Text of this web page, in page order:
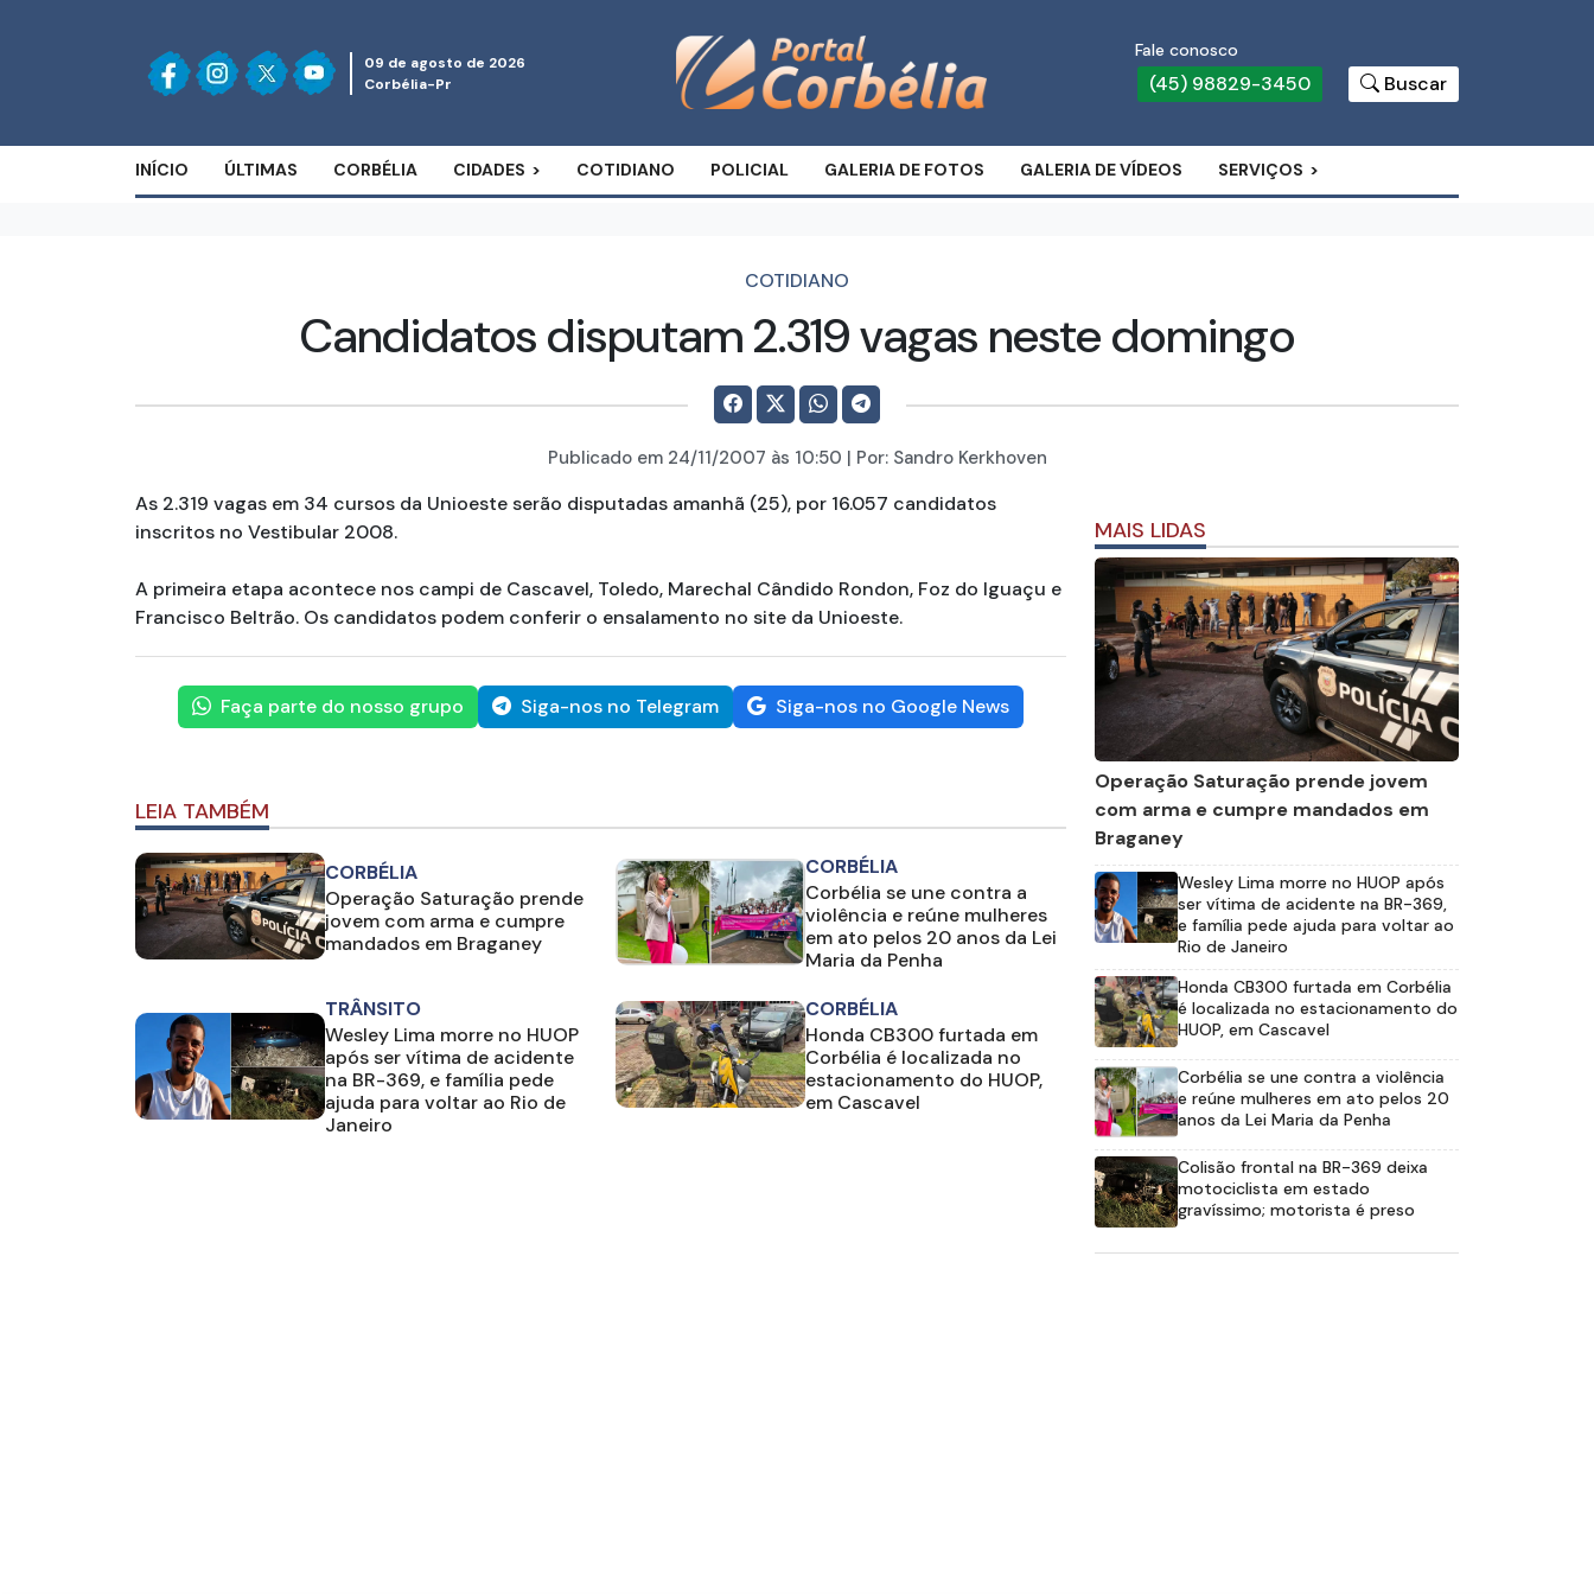
09 de agosto de 2026
Corbélia-Pr
Fale conosco
(45) 98829-3450 Buscar
INÍCIO ÚLTIMAS CORBÉLIA CIDADES COTIDIANO POLICIAL GALERIA DE FOTOS GALERIA DE VÍDEOS SERVIÇOS
COTIDIANO
Candidatos disputam 2.319 vagas neste domingo
Publicado em 24/11/2007 às 10:50 | Por: Sandro Kerkhoven
As 2.319 vagas em 34 cursos da Unioeste serão disputadas amanhã (25), por 16.057 candidatos
inscritos no Vestibular 2008.
A primeira etapa acontece nos campi de Cascavel, Toledo, Marechal Cândido Rondon, Foz do Iguaçu e
Francisco Beltrão. Os candidatos podem conferir o ensalamento no site da Unioeste.
Faça parte do nosso grupo Siga-nos no Telegram Siga-nos no Google News
LEIA TAMBÉM
CORBÉLIA
Operação Saturação prende
jovem com arma e cumpre
mandados em Braganey
CORBÉLIA
Corbélia se une contra a
violência e reúne mulheres
em ato pelos 20 anos da Lei
Maria da Penha
TRÂNSITO
Wesley Lima morre no HUOP
após ser vítima de acidente
na BR-369, e família pede
ajuda para voltar ao Rio de
Janeiro
CORBÉLIA
Honda CB300 furtada em
Corbélia é localizada no
estacionamento do HUOP,
em Cascavel
MAIS LIDAS
Operação Saturação prende jovem
com arma e cumpre mandados em
Braganey
Wesley Lima morre no HUOP após
ser vítima de acidente na BR-369,
e família pede ajuda para voltar ao
Rio de Janeiro
Honda CB300 furtada em Corbélia
é localizada no estacionamento do
HUOP, em Cascavel
Corbélia se une contra a violência
e reúne mulheres em ato pelos 20
anos da Lei Maria da Penha
Colisão frontal na BR-369 deixa
motociclista em estado
gravíssimo; motorista é preso